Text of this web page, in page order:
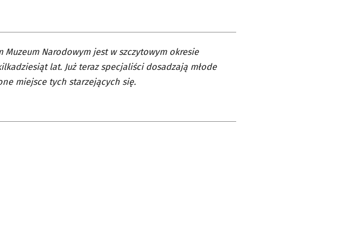
Muzeum Narodowym jest w szczytowym okresie
lat. Już teraz specjaliści dosadzają młode
miejsce tych starzejących się.